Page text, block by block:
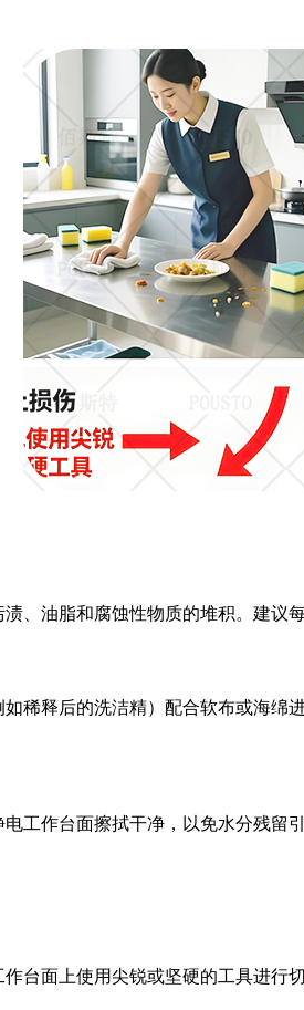
、油脂和腐蚀性物质的堆积。建议
稀释后的洗洁精）配合软布或海
工作台面擦拭干净，以免水分残留
台面上使用尖锐或坚硬的工具进行